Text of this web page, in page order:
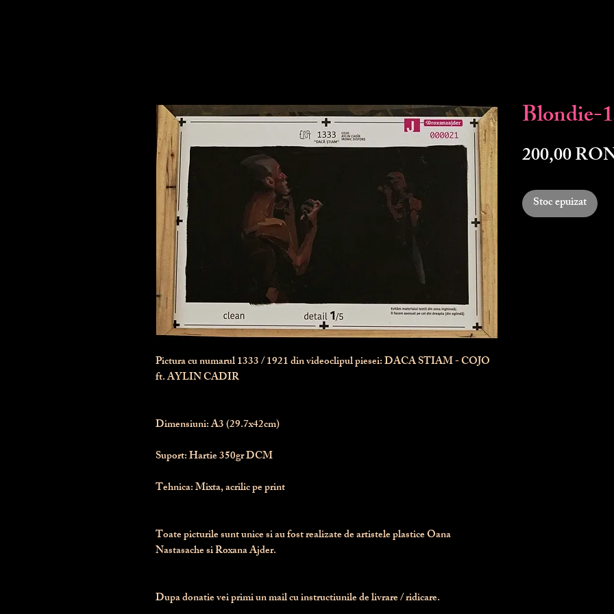
Pictura cu numarul1333/ 1921 din videoclipul piesei: DACA STIAM - COJO
ft. AYLIN CADIR
Dimensiuni: A3 (29.7x42cm)
Suport: Hartie 350gr DCM
Tehnica: Mixta, acrilic pe print
Toate picturile sunt unice si au fost realizate de artistele plastice Oana
Nastasache si Roxana Ajder.
Dupa donatie vei primi un mail cu instructiunile de livrare / ridicare.
Blondie-
200,00
Stoc epuizat